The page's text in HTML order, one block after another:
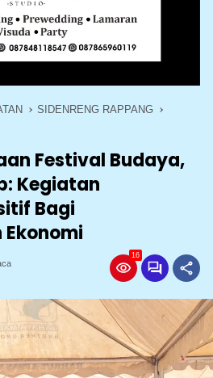
SIDENRENG RAPPANG
Festival Budaya,
Kegiatan
Bagi
16